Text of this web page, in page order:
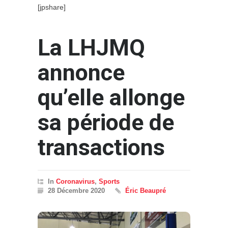
[jpshare]
La LHJMQ
annonce
qu’elle allonge
sa période de
transactions
In Coronavirus, Sports
28 Décembre 2020
Éric Beaupré